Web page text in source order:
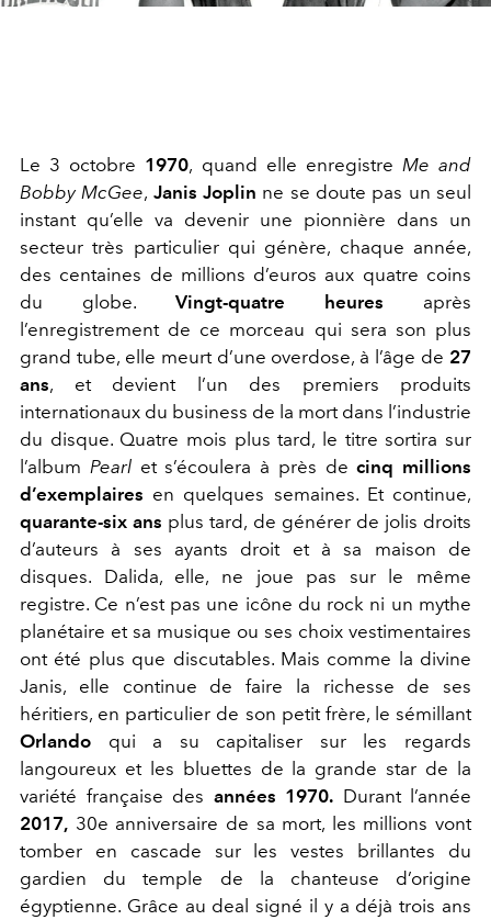
Le 3 octobre 1970, quand elle enregistre Me and
Bobby McGee, Janis Joplin ne se doute pas un seul
instant qu’elle va devenir une pionnière dans un
secteur très particulier qui génère, chaque année,
des centaines de millions d’euros aux quatre coins
du globe. Vingt-quatre heures après
l’enregistrement de ce morceau qui sera son plus
grand tube, elle meurt d’une overdose, à l’âge de 27
ans, et devient l’un des premiers produits
internationaux du business de la mort dans l’industrie
du disque. Quatre mois plus tard, le titre sortira sur
l’album Pearlet s’écoulera à près de cinq millions
d’exemplaires en quelques semaines. Et continue,
quarante-six ans plus tard, de générer de jolis droits
d’auteurs à ses ayants droit et à sa maison de
disques. Dalida, elle, ne joue pas sur le même
registre. Ce n’est pas une icône du rock ni un mythe
planétaire et sa musique ou ses choix vestimentaires
ont été plus que discutables. Mais comme la divine
Janis, elle continue de faire la richesse de ses
héritiers, en particulier de son petit frère, le sémillant
Orlando qui a su capitaliser sur les regards
langoureux et les bluettes de la grande star de la
variété française des années 1970. Durant l’année
2017, 30e anniversaire de sa mort, les millions vont
tomber en cascade sur les vestes brillantes du
gardien du temple de la chanteuse d’origine
égyptienne. Grâce au deal signé il y a déjà trois ans